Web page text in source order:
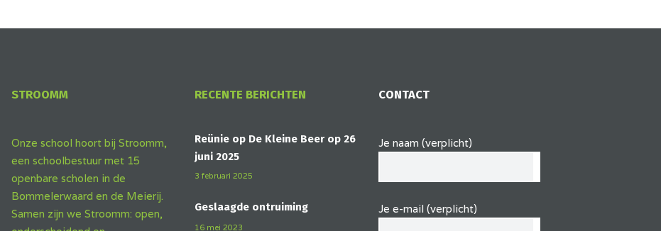
STROOMM
Onze school hoort bij Stroomm,
een schoolbestuur met 15
openbare scholen in de
Bommelerwaard en de Meierij.
Samen zijn we Stroomm: open,
RECENTE BERICHTEN
Reünie op De Kleine Beer op 26
juni 2025
3 februari 2025
Geslaagde ontruiming
16 mei 2023
CONTACT
Je naam (verplicht)
Je e-mail (verplicht)